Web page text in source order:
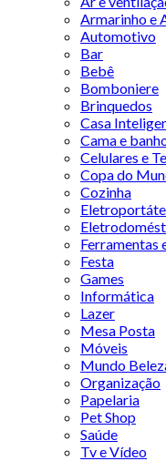
Armarinho e
Automotivo
Bar
Bebê
Bomboniere
Brinquedos
Casa
Cama e
Celulares e
Copa do
Cozinha
Ferramentas
Festa
Games
Informática
Lazer
Mesa Posta
Móveis
Mundo
Organização
Papelaria
Pet Shop
Saúde
Tv e Vídeo